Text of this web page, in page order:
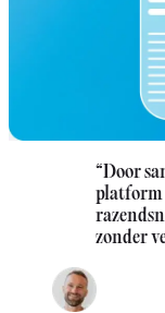
“Door
platform
zonder